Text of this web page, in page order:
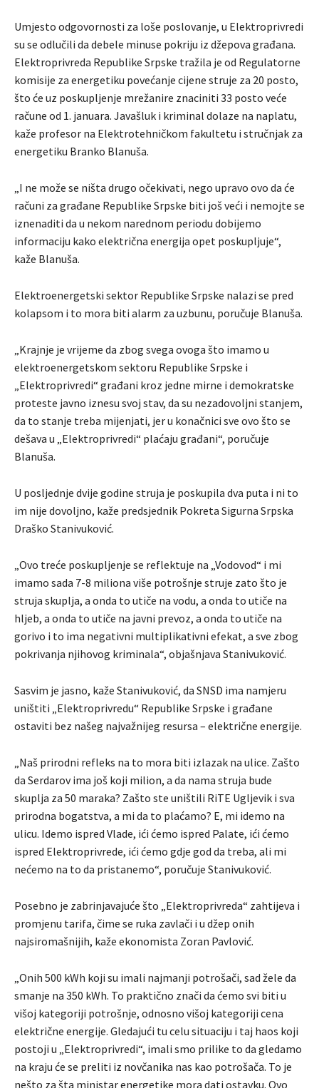
Umjesto odgovornosti za loše poslovanje, u Elektroprivredi
su se odlučili da debele minuse pokriju iz džepova građana.
Elektroprivreda Republike Srpske tražila je od Regulatorne
komisije za energetiku povećanje cijene struje za 20 posto,
što će uz poskupljenje mrežanire znaciniti 33 posto veće
račune od 1. januara. Javašluk i kriminal dolaze na naplatu,
kaže profesor na Elektrotehničkom fakultetu i stručnjak za
energetiku Branko Blanuša.
„I ne može se ništa drugo očekivati, nego upravo ovo da će
računi za građane Republike Srpske biti još veći i nemojte se
iznenaditi da u nekom narednom periodu dobijemo
informaciju kako električna energija opet poskupljuje“,
kaže Blanuša.
Elektroenergetski sektor Republike Srpske nalazi se pred
kolapsom i to mora biti alarm za uzbunu, poručuje Blanuša.
„Krajnje je vrijeme da zbog svega ovoga što imamo u
elektroenergetskom sektoru Republike Srpske i
„Elektroprivredi“ građani kroz jedne mirne i demokratske
proteste javno iznesu svoj stav, da su nezadovoljni stanjem,
da to stanje treba mijenjati, jer u konačnici sve ovo što se
dešava u „Elektroprivredi“ plaćaju građani“, poručuje
Blanuša.
U posljednje dvije godine struja je poskupila dva puta i ni to
im nije dovoljno, kaže predsjednik Pokreta Sigurna Srpska
Draško Stanivuković.
„Ovo treće poskupljenje se reflektuje na „Vodovod“ i mi
imamo sada 7-8 miliona više potrošnje struje zato što je
struja skuplja, a onda to utiče na vodu, a onda to utiče na
hljeb, a onda to utiče na javni prevoz, a onda to utiče na
gorivo i to ima negativni multiplikativni efekat, a sve zbog
pokrivanja njihovog kriminala“, objašnjava Stanivuković.
Sasvim je jasno, kaže Stanivuković, da SNSD ima namjeru
uništiti „Elektroprivredu“ Republike Srpske i građane
ostaviti bez našeg najvažnijeg resursa – električne energije.
„Naš prirodni refleks na to mora biti izlazak na ulice. Zašto
da Serdarov ima još koji milion, a da nama struja bude
skuplja za 50 maraka? Zašto ste uništili RiTE Ugljevik i sva
prirodna bogatstva, a mi da to plaćamo? E, mi idemo na
ulicu. Idemo ispred Vlade, ići ćemo ispred Palate, ići ćemo
ispred Elektroprivrede, ići ćemo gdje god da treba, ali mi
nećemo na to da pristanemo“, poručuje Stanivuković.
Posebno je zabrinjavajuće što „Elektroprivreda“ zahtijeva i
promjenu tarifa, čime se ruka zavlači i u džep onih
najsiromašnijih, kaže ekonomista Zoran Pavlović.
„Onih 500 kWh koji su imali najmanji potrošači, sad žele da
smanje na 350 kWh. To praktično znači da ćemo svi biti u
višoj kategoriji potrošnje, odnosno višoj kategoriji cena
električne energije. Gledajući tu celu situaciju i taj haos koji
postoji u „Elektroprivredi“, imali smo prilike to da gledamo
na kraju će se preliti iz novčanika nas kao potrošača. To je
nešto za šta ministar energetike mora dati ostavku. Ovo